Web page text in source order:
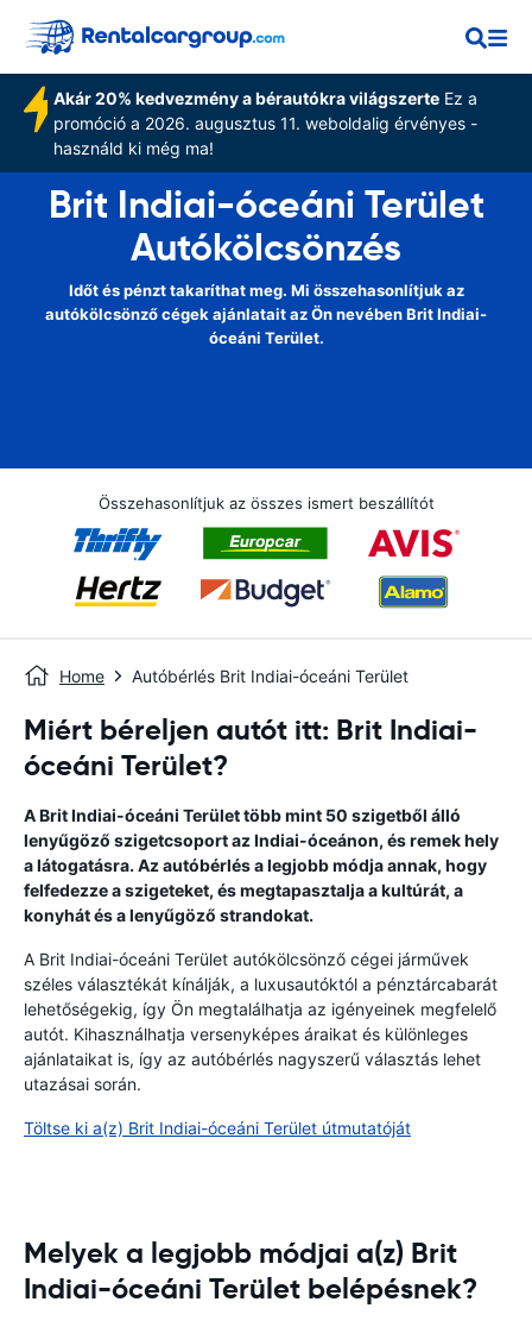
Akár 20% kedvezmény a bérautókra világszerteEz a
promóció a 2026. augusztus 11. weboldalig érvényes -
használd ki még ma!
Brit Indiai-óceáni Terület
Autókölcsönzés
Időt és pénzt takaríthat meg. Mi összehasonlítjuk az
autókölcsönző cégek ajánlatait az Ön nevében Brit Indiai-
óceáni Terület.
Összehasonlítjuk az összes ismert beszállítót
Home Autóbérlés Brit Indiai-óceáni Terület
Miért béreljen autót itt: Brit Indiai-
óceáni Terület?
A Brit Indiai-óceáni Terület több mint 50 szigetből álló
lenyűgöző szigetcsoport az Indiai-óceánon, és remek hely
a látogatásra. Az autóbérlés a legjobb módja annak, hogy
felfedezze a szigeteket, és megtapasztalja a kultúrát, a
konyhát és a lenyűgöző strandokat.
A Brit Indiai-óceáni Terület autókölcsönző cégei járművek
széles választékát kínálják, a luxusautóktól a pénztárcabarát
lehetőségekig, így Ön megtalálhatja az igényeinek megfelelő
autót. Kihasználhatja versenyképes áraikat és különleges
ajánlataikat is, így az autóbérlés nagyszerű választás lehet
utazásai során.
Töltse ki a(z) Brit Indiai-óceáni Terület útmutatóját
Melyek a legjobb módjai a(z) Brit
Indiai-óceáni Terület belépésnek?